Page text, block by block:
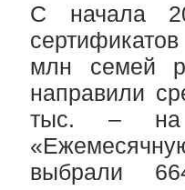
С начала
млн семей
направили
тыс. – на
выбрали